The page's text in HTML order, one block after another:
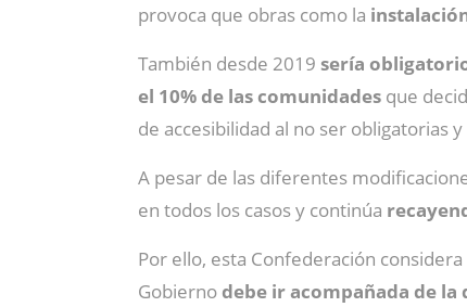
provoca que obras como la
También desde 2019 sería
el 10% de las comunidades que
de accesibilidad al no ser obligatorias
A pesar de las diferentes
en todos los casos y continúa
Por ello, esta Confederación
Gobierno debe ir acompañada de